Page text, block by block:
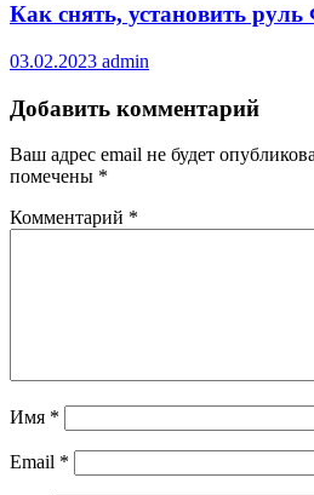
Как снять, установить
03.02.2023 admin
Добавить комментарий
Ваш адрес email не будет
помечены *
Комментарий *
Имя *
Email *